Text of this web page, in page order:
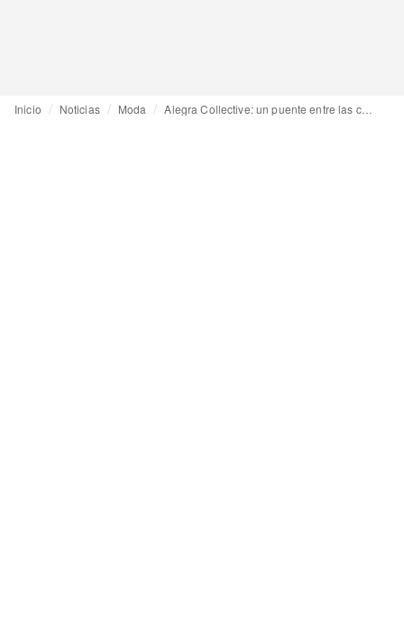
Inicio Noticias Moda Alegra Collective: un puente entre las comunidades latinoamericanas y el mercado europeo